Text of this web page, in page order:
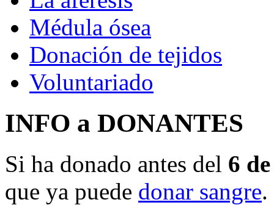
Médula ósea
Donación de tejidos
Voluntariado
INFO a DONANTES
Si ha donado antes del 6
que ya puede donar sangre.